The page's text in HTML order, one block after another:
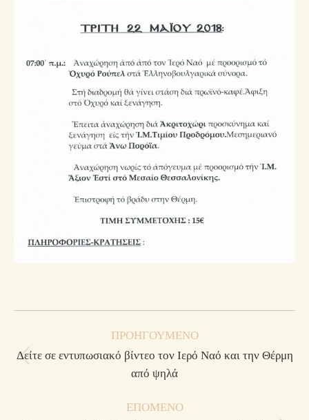
navigation
ΠΡΟΗΓΟΎΜΕΝΟ
Previous
post:
Δείτε σε εντυπωσιακό βίντεο τον Ιερό Ναό και την Θέρμη
από ψηλά
ΕΠΌΜΕΝΟ